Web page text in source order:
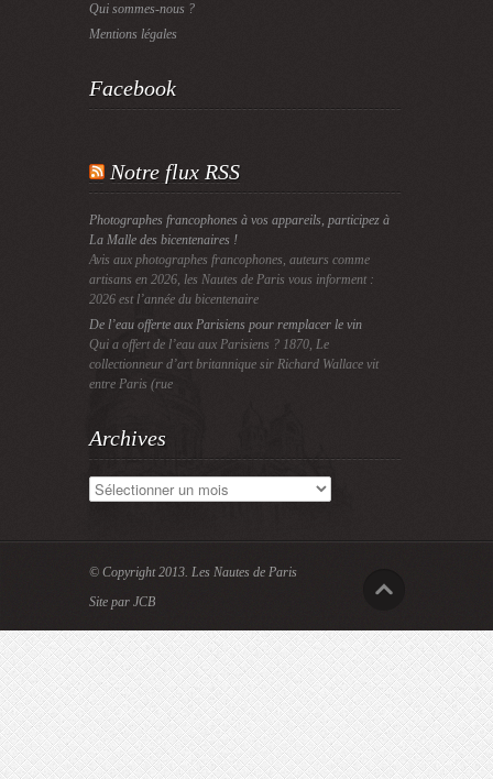
Qui sommes-nous ?
Mentions légales
Facebook
Notre flux RSS
Photographes francophones à vos appareils, participez à
La Malle des bicentenaires !
Avis aux photographes francophones, auteurs comme
artisans en 2026, les Nautes de Paris vous informent :
2026 est l’année du bicentenaire
De l’eau offerte aux Parisiens pour remplacer le vin
Qui a offert de l’eau aux Parisiens ? 1870, Le
collectionneur d’art britannique sir Richard Wallace vit
entre Paris (rue
Archives
Archives
© Copyright 2013. Les Nautes de Paris
Site par JCB